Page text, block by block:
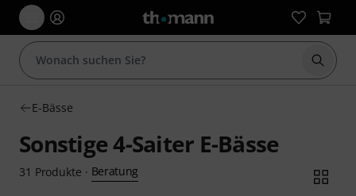
Suche
E-Bässe
Sonstige 4-Saiter E-Bässe
31 Produkte · Beratung